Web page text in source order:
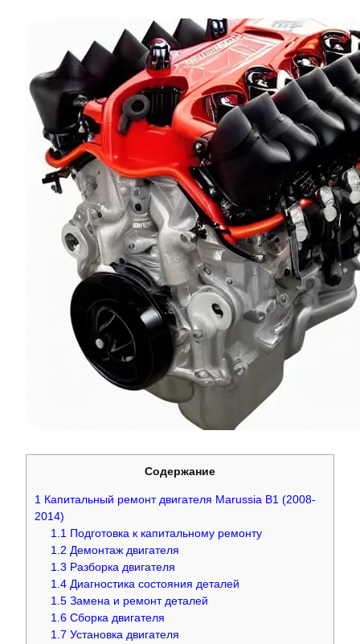
Содержание
1 Капитальный ремонт двигателя Marussia B1 (2008-
2014)
1.1 Подготовка к капитальному ремонту
1.2 Демонтаж двигателя
1.3 Разборка двигателя
1.4 Диагностика состояния деталей
1.5 Замена и ремонт деталей
1.6 Сборка двигателя
1.7 Установка двигателя